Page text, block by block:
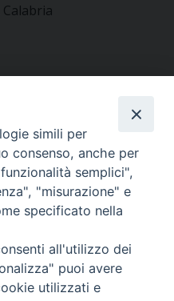
simili per
consenso, anche per
semplici",
"misurazione" e
specificato nella
all'utilizzo dei
puoi avere
utilizzati e